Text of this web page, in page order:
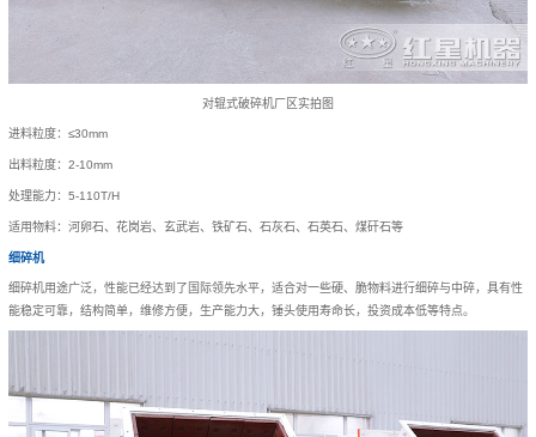
对辊式破碎机厂区实拍图
进料粒度：≤30mm
出料粒度：2-10mm
处理能力：5-110T/H
适用物料：河卵石、花岗岩、玄武岩、铁矿石、石灰石、石英石、煤矸石等
细碎机
细碎机用途广泛，性能已经达到了国际领先水平，适合对一些硬、脆物料进行细碎与中碎，具有性
能稳定可靠，结构简单，维修方便，生产能力大，锤头使用寿命长，投资成本低等特点。